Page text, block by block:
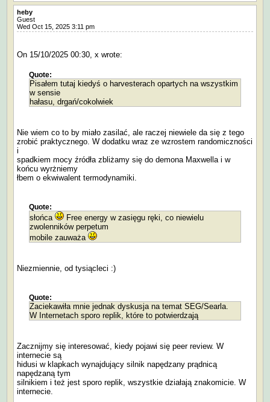
heby
Guest
Wed Oct 15, 2025 3:11 pm
On 15/10/2025 00:30, x wrote:
Quote:
Pisałem tutaj kiedyś o harvesterach opartych na wszystkim
w sensie
hałasu, drgań/cokolwiek
Nie wiem co to by miało zasilać, ale raczej niewiele da się z tego
zrobić praktycznego. W dodatku wraz ze wzrostem randomiczności
i
spadkiem mocy źródła zbliżamy się do demona Maxwella i w
końcu wyrżniemy
łbem o ekwiwalent termodynamiki.
Quote:
słońca
Free energy w zasięgu ręki, co niewielu
zwolenników perpetum
mobile zauważa
Niezmiennie, od tysiącleci :)
Quote:
Zaciekawiła mnie jednak dyskusja na temat SEG/Searla.
W Internetach sporo replik, które to potwierdzają
Zacznijmy się interesować, kiedy pojawi się peer review. W
internecie są
hidusi w klapkach wynajdujący silnik napędzany prądnicą
napędzaną tym
silnikiem i też jest sporo replik, wszystkie działają znakomicie. W
internecie.